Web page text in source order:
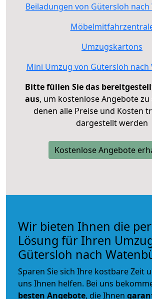
Beiladungen von Gütersloh
Umzugskartons
Mini Umzug von Gütersloh
Bitte füllen Sie das
aus, um kostenlose Angebote
denen alle Preise und Kosten
dargestellt werden
Kostenlose Angebote
Wir bieten Ihnen die
Lösung für Ihren
Gütersloh nach
Sparen Sie sich Ihre kostbare Zeit
uns Ihnen helfen. Bei uns
besten Angebote, die Ihnen